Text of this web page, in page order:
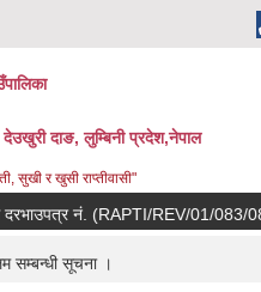
देउखुरी दाङ, लुम्बिनी प्रदेश,नेपाल
सुखी र खुसी राप्तीवासी"
नं. (RAPTI/REV/01/083/
सम्बन्धी सूचना ।